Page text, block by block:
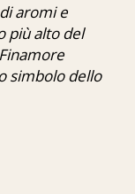
aromi e
più alto del
simbolo dello